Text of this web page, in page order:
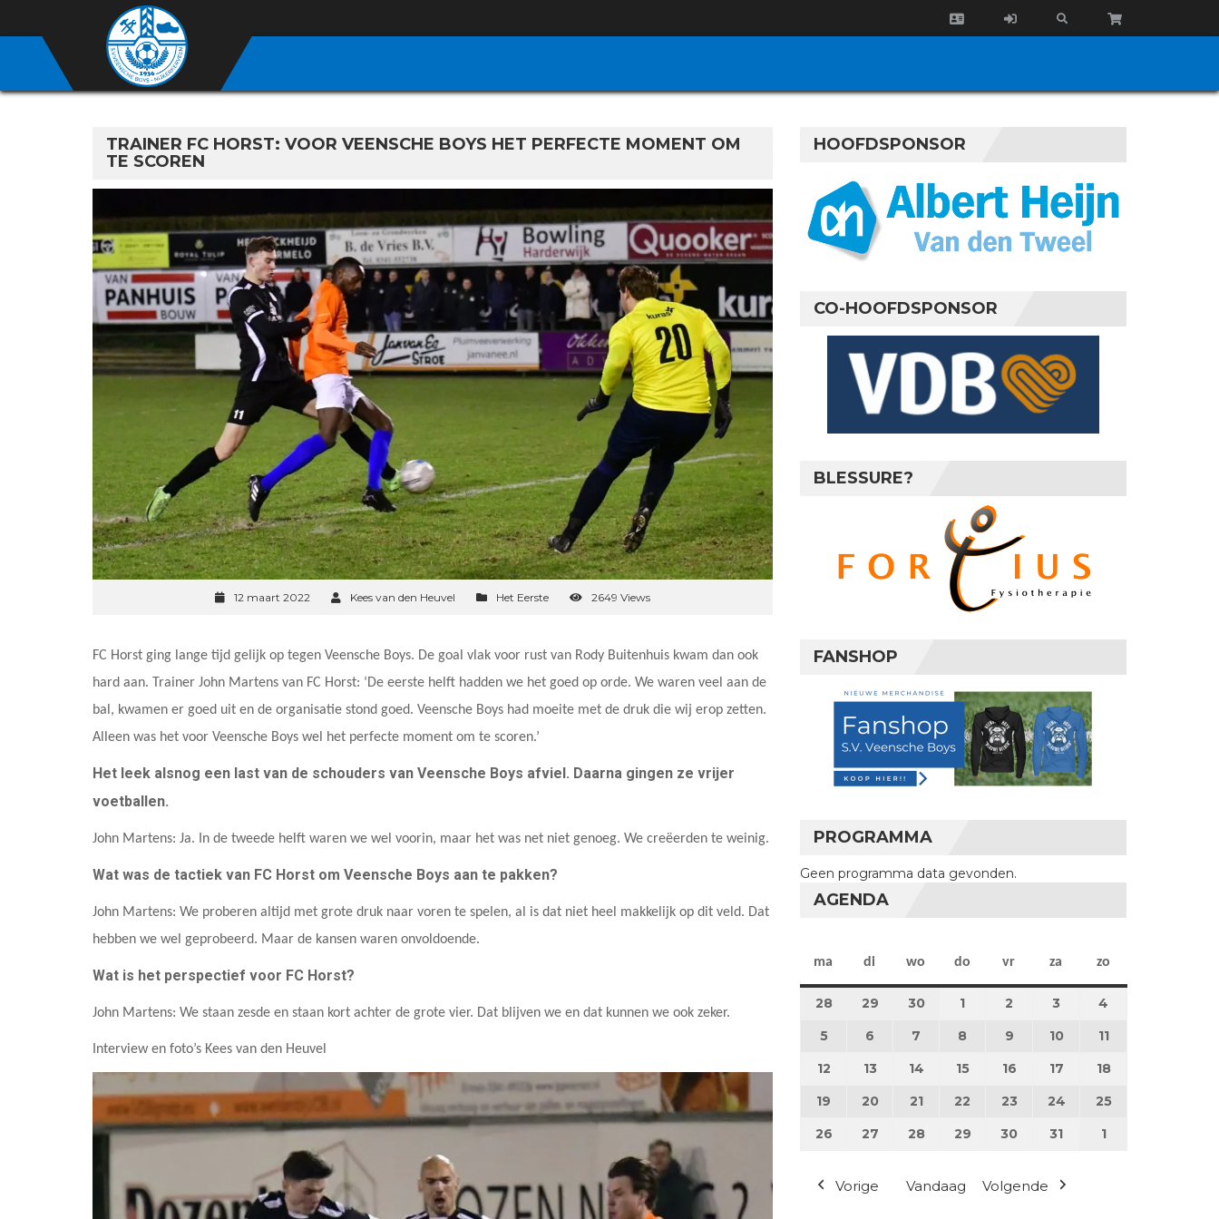
TRAINER FC HORST: VOOR VEENSCHE BOYS HET PERFECTE MOMENT OM
TE SCOREN
12 maart 2022 Kees van den Heuvel Het Eerste 2649 Views
FC Horst ging lange tijd gelijk op tegen Veensche Boys. De goal vlak voor rust van Rody Buitenhuis kwam dan ook
hard aan. Trainer John Martens van FC Horst: ‘De eerste helft hadden we het goed op orde. We waren veel aan de
bal, kwamen er goed uit en de organisatie stond goed. Veensche Boys had moeite met de druk die wij erop zetten.
Alleen was het voor Veensche Boys wel het perfecte moment om te scoren.’
Het leek alsnog een last van de schouders van Veensche Boys afviel. Daarna gingen ze vrijer
voetballen.
John Martens: Ja. In de tweede helft waren we wel voorin, maar het was net niet genoeg. We creëerden te weinig.
Wat was de tactiek van FC Horst om Veensche Boys aan te pakken?
John Martens: We proberen altijd met grote druk naar voren te spelen, al is dat niet heel makkelijk op dit veld. Dat
hebben we wel geprobeerd. Maar de kansen waren onvoldoende.
Wat is het perspectief voor FC Horst?
John Martens: We staan zesde en staan kort achter de grote vier. Dat blijven we en dat kunnen we ook zeker.
Interview en foto’s Kees van den Heuvel
HOOFDSPONSOR
CO-HOOFDSPONSOR
BLESSURE?
FANSHOP
PROGRAMMA
Geen programma data gevonden.
AGENDA
ma maandag
di dinsdag
wo woensdag
do donderdag
vr vrijdag
za zaterdag
zo
28 28 april 2025
29 29 april 2025
3030 april 2025
1 1 mei 2025
2 2 mei 2025
3 3 mei 2025
4
55 mei 2025
6 6 mei 2025
7 7 mei 2025
8 8 mei 2025
9 9 mei 2025
10 10 mei 2025
1111 mei 2025
12 12 mei 2025
13 13 mei 2025
14 14 mei 2025
1515 mei 2025
16 16 mei 2025
17 17 mei 2025
18
19 19 mei 2025
20 20 mei 2025
2121 mei 2025
22 22 mei 2025
23 23 mei 2025
24 24 mei 2025
2525 mei 2025
26 26 mei 2025
27 27 mei 2025
28 28 mei 2025
29 29 mei 2025
30 30 mei 2025
31 31 mei 2025
11 juni 2025
Vorige Vandaag Volgende